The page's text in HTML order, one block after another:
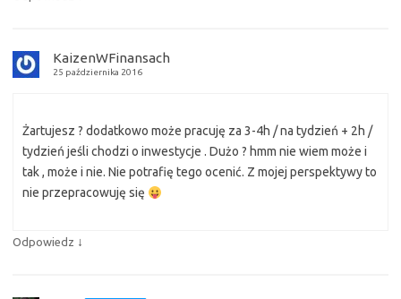
KaizenWFinansach
25 października 2016
Żartujesz ? dodatkowo może pracuję za 3-4h / na tydzień + 2h /
tydzień jeśli chodzi o inwestycje . Dużo ? hmm nie wiem może i
tak , może i nie. Nie potrafię tego ocenić. Z mojej perspektywy to
nie przepracowuję się
Odpowiedz ↓